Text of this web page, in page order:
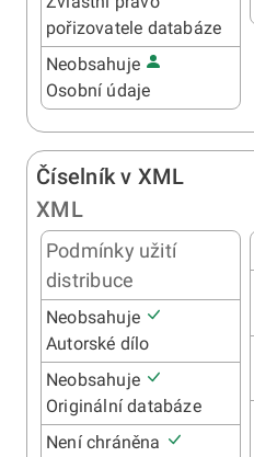
pořizovatele databáze
Neobsahuje
Osobní údaje
Číselník v XML
XML
Podmínky užití
distribuce
Neobsahuje
Autorské dílo
Neobsahuje
Originální databáze
Není chráněna